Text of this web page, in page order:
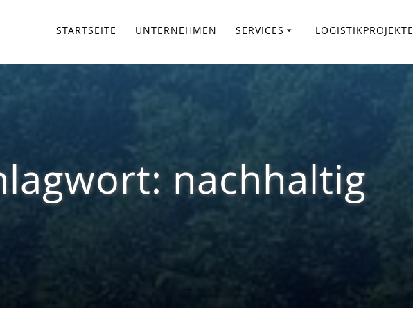
STARTSEITE UNTERNEHMEN SERVICES LOGISTIKPROJEKTE
nachhaltig